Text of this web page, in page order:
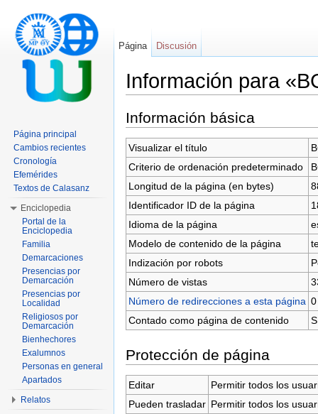
Información para
Información básica
Visualizar el título
Criterio de ordenación predeterminado
Longitud de la página (en bytes)
Identificador ID de la página
Idioma de la página
Modelo de contenido de la página
Indización por robots
Número de vistas
Número de redirecciones a esta página 0
Contado como página de contenido
Protección de página
Editar
Permitir todos los
Pueden trasladar Permitir todos los
Página Discusión
Página principal
Cambios recientes
Cronología
Efemérides
Textos de Calasanz
Enciclopedia
Portal de la
Enciclopedia
Familia
Demarcaciones
Presencias por
Demarcación
Presencias por
Localidad
Religiosos por
Demarcación
Bienhechores
Exalumnos
Personas en general
Apartados
Relatos